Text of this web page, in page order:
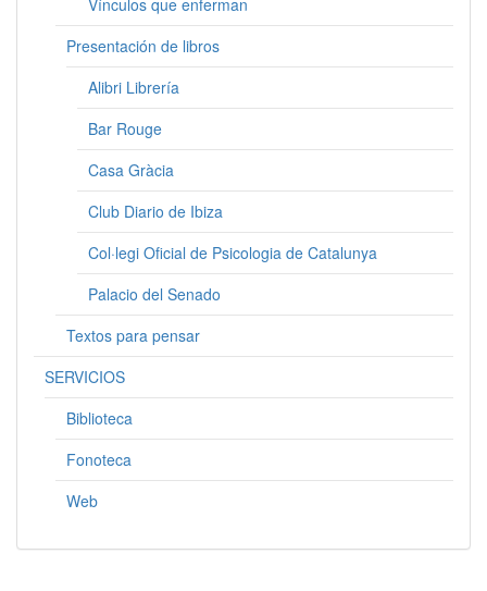
Vínculos que enferman
Presentación de libros
Alibri Librería
Bar Rouge
Casa Gràcia
Club Diario de Ibiza
Col·legi Oficial de Psicologia de Catalunya
Palacio del Senado
Textos para pensar
SERVICIOS
Biblioteca
Fonoteca
Web